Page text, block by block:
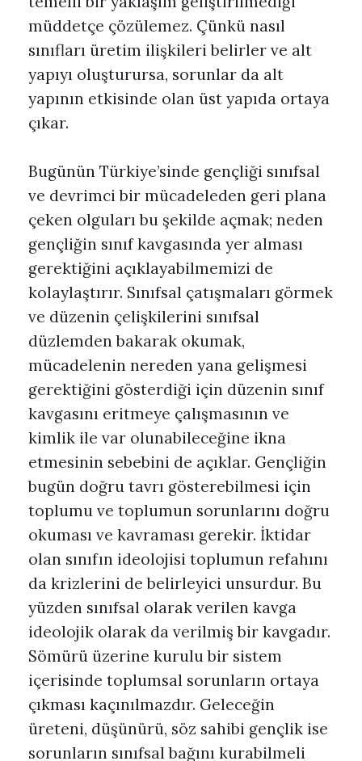
müddetçe çözülemez. Çünkü nasıl
sınıfları üretim ilişkileri belirler ve alt
yapıyı oluşturursa, sorunlar da alt
yapının etkisinde olan üst yapıda ortaya
çıkar.
Bugünün Türkiye’sinde gençliği sınıfsal
ve devrimci bir mücadeleden geri plana
çeken olguları bu şekilde açmak; neden
gençliğin sınıf kavgasında yer alması
gerektiğini açıklayabilmemizi de
kolaylaştırır. Sınıfsal çatışmaları görmek
ve düzenin çelişkilerini sınıfsal
düzlemden bakarak okumak,
mücadelenin nereden yana gelişmesi
gerektiğini gösterdiği için düzenin sınıf
kavgasını eritmeye çalışmasının ve
kimlik ile var olunabileceğine ikna
etmesinin sebebini de açıklar. Gençliğin
bugün doğru tavrı gösterebilmesi için
toplumu ve toplumun sorunlarını doğru
okuması ve kavraması gerekir. İktidar
olan sınıfın ideolojisi toplumun refahını
da krizlerini de belirleyici unsurdur. Bu
yüzden sınıfsal olarak verilen kavga
ideolojik olarak da verilmiş bir kavgadır.
Sömürü üzerine kurulu bir sistem
içerisinde toplumsal sorunların ortaya
çıkması kaçınılmazdır. Geleceğin
üreteni, düşünürü, söz sahibi gençlik ise
sorunların sınıfsal bağını kurabilmeli